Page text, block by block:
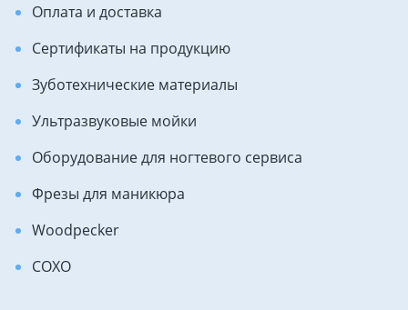
Оплата и доставка
Сертификаты на продукцию
Зуботехнические материалы
Ультразвуковые мойки
Оборудование для ногтевого сервиса
Фрезы для маникюра
Woodpecker
COXO